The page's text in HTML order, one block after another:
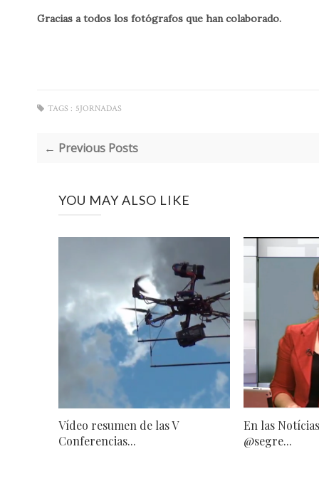
Gracias a todos los fotógrafos que han colaborado.
TAGS : 5JORNADAS
← Previous Posts
YOU MAY ALSO LIKE
Vídeo resumen de las V
Conferencias...
En las
@segre...